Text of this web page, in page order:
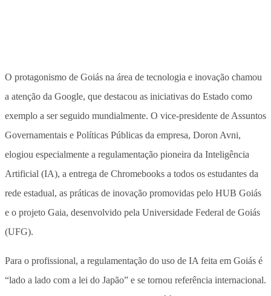
O protagonismo de Goiás na área de tecnologia e inovação chamou
a atenção da Google, que destacou as iniciativas do Estado como
exemplo a ser seguido mundialmente. O vice-presidente de Assuntos
Governamentais e Políticas Públicas da empresa, Doron Avni,
elogiou especialmente a regulamentação pioneira da Inteligência
Artificial (IA), a entrega de Chromebooks a todos os estudantes da
rede estadual, as práticas de inovação promovidas pelo HUB Goiás
e o projeto Gaia, desenvolvido pela Universidade Federal de Goiás
(UFG).
Para o profissional, a regulamentação do uso de IA feita em Goiás é
“lado a lado com a lei do Japão” e se tornou referência internacional.